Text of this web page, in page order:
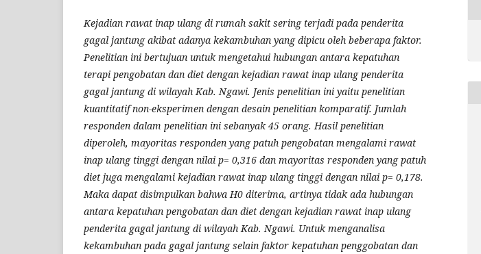
Kejadian rawat inap ulang di rumah sakit sering terjadi pada penderita
gagal jantung akibat adanya kekambuhan yang dipicu oleh beberapa faktor.
Penelitian ini bertujuan untuk mengetahui hubungan antara kepatuhan
terapi pengobatan dan diet dengan kejadian rawat inap ulang penderita
gagal jantung di wilayah Kab. Ngawi. Jenis penelitian ini yaitu penelitian
kuantitatif non-eksperimen dengan desain penelitian komparatif. Jumlah
responden dalam penelitian ini sebanyak 45 orang. Hasil penelitian
diperoleh, mayoritas responden yang patuh pengobatan mengalami rawat
inap ulang tinggi dengan nilai p= 0,316 dan mayoritas responden yang patuh
diet juga mengalami kejadian rawat inap ulang tinggi dengan nilai p= 0,178.
Maka dapat disimpulkan bahwa H0 diterima, artinya tidak ada hubungan
antara kepatuhan pengobatan dan diet dengan kejadian rawat inap ulang
penderita gagal jantung di wilayah Kab. Ngawi. Untuk menganalisa
kekambuhan pada gagal jantung selain faktor kepatuhan penggobatan dan